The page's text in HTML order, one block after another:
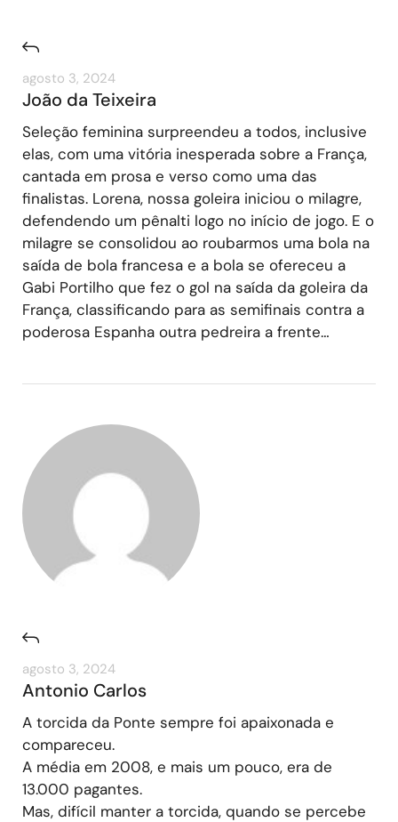
agosto 3, 2024
João da Teixeira
Seleção feminina surpreendeu a todos, inclusive
elas, com uma vitória inesperada sobre a França,
cantada em prosa e verso como uma das
finalistas. Lorena, nossa goleira iniciou o milagre,
defendendo um pênalti logo no início de jogo. E o
milagre se consolidou ao roubarmos uma bola na
saída de bola francesa e a bola se ofereceu a
Gabi Portilho que fez o gol na saída da goleira da
França, classificando para as semifinais contra a
poderosa Espanha outra pedreira a frente…
agosto 3, 2024
Antonio Carlos
A torcida da Ponte sempre foi apaixonada e
compareceu.
A média em 2008, e mais um pouco, era de
13.000 pagantes.
Mas, difícil manter a torcida, quando se percebe